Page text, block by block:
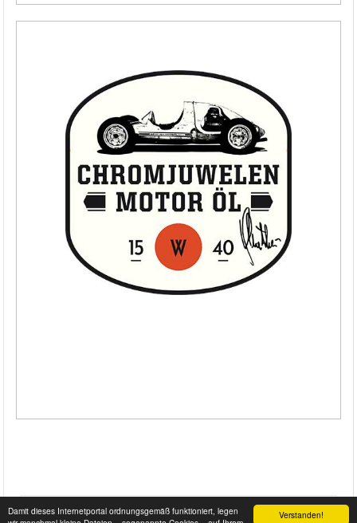
Verstanden!
Damit dieses Internetportal ordnungsgemäß funktioniert, legen